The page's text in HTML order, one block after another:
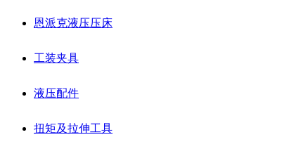
恩派克液压压床
工装夹具
液压配件
扭矩及拉伸工具